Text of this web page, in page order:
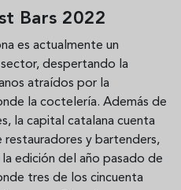
Bars 2022
es actualmente un
despertando la
atraídos por la
la coctelería. Además de
la capital catalana cuenta
restauradores y bartenders,
edición del año pasado de
tres de los cincuenta